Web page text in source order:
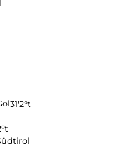
31'2°t